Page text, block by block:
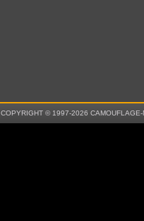
COPYRIGHT © 1997-2026 CAMOUFLAGE-